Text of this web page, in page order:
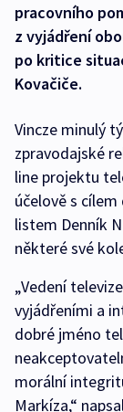
pracovního
z vyjádření
po kritice
Kovačiče.
Vincze minulý
zpravodajské
line projektu
účelově s
listem Denník
některé své
„Vedení
vyjádřeními a
dobré jméno
morální
Markíza,“